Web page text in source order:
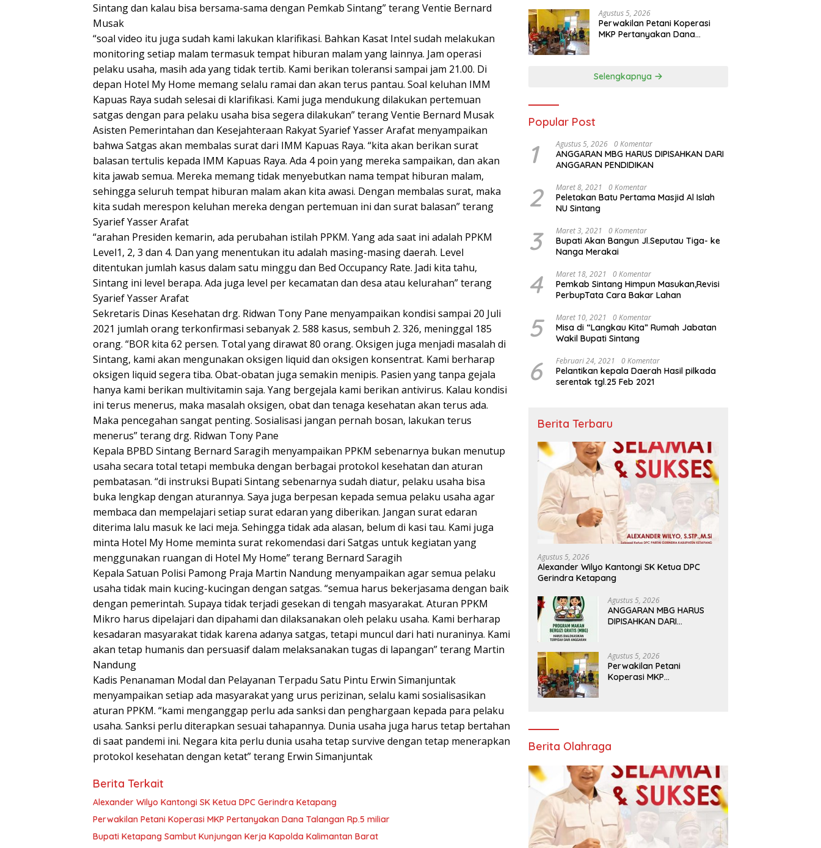
Sintang dan kalau bisa bersama-sama dengan Pemkab Sintang” terang Ventie Bernard
Musak
“soal video itu juga sudah kami lakukan klarifikasi. Bahkan Kasat Intel sudah melakukan
monitoring setiap malam termasuk tempat hiburan malam yang lainnya. Jam operasi
pelaku usaha, masih ada yang tidak tertib. Kami berikan toleransi sampai jam 21.00. Di
depan Hotel My Home memang selalu ramai dan akan terus pantau. Soal keluhan IMM
Kapuas Raya sudah selesai di klarifikasi. Kami juga mendukung dilakukan pertemuan
satgas dengan para pelaku usaha bisa segera dilakukan” terang Ventie Bernard Musak
Asisten Pemerintahan dan Kesejahteraan Rakyat Syarief Yasser Arafat menyampaikan
bahwa Satgas akan membalas surat dari IMM Kapuas Raya. “kita akan berikan surat
balasan tertulis kepada IMM Kapuas Raya. Ada 4 poin yang mereka sampaikan, dan akan
kita jawab semua. Mereka memang tidak menyebutkan nama tempat hiburan malam,
sehingga seluruh tempat hiburan malam akan kita awasi. Dengan membalas surat, maka
kita sudah merespon keluhan mereka dengan pertemuan ini dan surat balasan” terang
Syarief Yasser Arafat
“arahan Presiden kemarin, ada perubahan istilah PPKM. Yang ada saat ini adalah PPKM
Level1, 2, 3 dan 4. Dan yang menentukan itu adalah masing-masing daerah. Level
ditentukan jumlah kasus dalam satu minggu dan Bed Occupancy Rate. Jadi kita tahu,
Sintang ini level berapa. Ada juga level per kecamatan dan desa atau kelurahan” terang
Syarief Yasser Arafat
Sekretaris Dinas Kesehatan drg. Ridwan Tony Pane menyampaikan kondisi sampai 20 Juli
2021 jumlah orang terkonfirmasi sebanyak 2. 588 kasus, sembuh 2. 326, meninggal 185
orang. “BOR kita 62 persen. Total yang dirawat 80 orang. Oksigen juga menjadi masalah di
Sintang, kami akan mengunakan oksigen liquid dan oksigen konsentrat. Kami berharap
oksigen liquid segera tiba. Obat-obatan juga semakin menipis. Pasien yang tanpa gejala
hanya kami berikan multivitamin saja. Yang bergejala kami berikan antivirus. Kalau kondisi
ini terus menerus, maka masalah oksigen, obat dan tenaga kesehatan akan terus ada.
Maka pencegahan sangat penting. Sosialisasi jangan pernah bosan, lakukan terus
menerus” terang drg. Ridwan Tony Pane
Kepala BPBD Sintang Bernard Saragih menyampaikan PPKM sebenarnya bukan menutup
usaha secara total tetapi membuka dengan berbagai protokol kesehatan dan aturan
pembatasan. “di instruksi Bupati Sintang sebenarnya sudah diatur, pelaku usaha bisa
buka lengkap dengan aturannya. Saya juga berpesan kepada semua pelaku usaha agar
membaca dan mempelajari setiap surat edaran yang diberikan. Jangan surat edaran
diterima lalu masuk ke laci meja. Sehingga tidak ada alasan, belum di kasi tau. Kami juga
minta Hotel My Home meminta surat rekomendasi dari Satgas untuk kegiatan yang
menggunakan ruangan di Hotel My Home” terang Bernard Saragih
Kepala Satuan Polisi Pamong Praja Martin Nandung menyampaikan agar semua pelaku
usaha tidak main kucing-kucingan dengan satgas. “semua harus bekerjasama dengan baik
dengan pemerintah. Supaya tidak terjadi gesekan di tengah masyarakat. Aturan PPKM
Mikro harus dipelajari dan dipahami dan dilaksanakan oleh pelaku usaha. Kami berharap
kesadaran masyarakat tidak karena adanya satgas, tetapi muncul dari hati nuraninya. Kami
akan tetap humanis dan persuasif dalam melaksanakan tugas di lapangan” terang Martin
Nandung
Kadis Penanaman Modal dan Pelayanan Terpadu Satu Pintu Erwin Simanjuntak
menyampaikan setiap ada masyarakat yang urus perizinan, selalu kami sosialisasikan
aturan PPKM. “kami menganggap perlu ada sanksi dan penghargaan kepada para pelaku
usaha. Sanksi perlu diterapkan sesuai tahapannya. Dunia usaha juga harus tetap bertahan
di saat pandemi ini. Negara kita perlu dunia usaha tetap survive dengan tetap menerapkan
protokol kesehatan dengan ketat” terang Erwin Simanjuntak
Berita Terkait
Alexander Wilyo Kantongi SK Ketua DPC Gerindra Ketapang
Perwakilan Petani Koperasi MKP Pertanyakan Dana Talangan Rp.5 miliar
Bupati Ketapang Sambut Kunjungan Kerja Kapolda Kalimantan Barat
Agustus 5, 2026
Perwakilan Petani Koperasi
MKP Pertanyakan Dana
Selengkapnya
Popular Post
1 Agustus 5, 2026 0 Komentar
ANGGARAN MBG HARUS DIPISAHKAN DARI
ANGGARAN PENDIDIKAN
2 Maret 8, 2021 0 Komentar
Peletakan Batu Pertama Masjid Al Islah
NU Sintang
3 Maret 3, 2021 0 Komentar
Bupati Akan Bangun Jl.Seputau Tiga- ke
Nanga Merakai
4 Maret 18, 2021 0 Komentar
Pemkab Sintang Himpun Masukan,Revisi
PerbupTata Cara Bakar Lahan
5 Maret 10, 2021 0 Komentar
Misa di “Langkau Kita” Rumah Jabatan
Wakil Bupati Sintang
6 Februari 24, 2021 0 Komentar
Pelantikan kepala Daerah Hasil pilkada
serentak tgl.25 Feb 2021
Berita Terbaru
Agustus 5, 2026
Alexander Wilyo Kantongi SK Ketua DPC
Gerindra Ketapang
Agustus 5, 2026
ANGGARAN MBG HARUS
DIPISAHKAN DARI
Agustus 5, 2026
Perwakilan Petani
Koperasi MKP
Berita Olahraga